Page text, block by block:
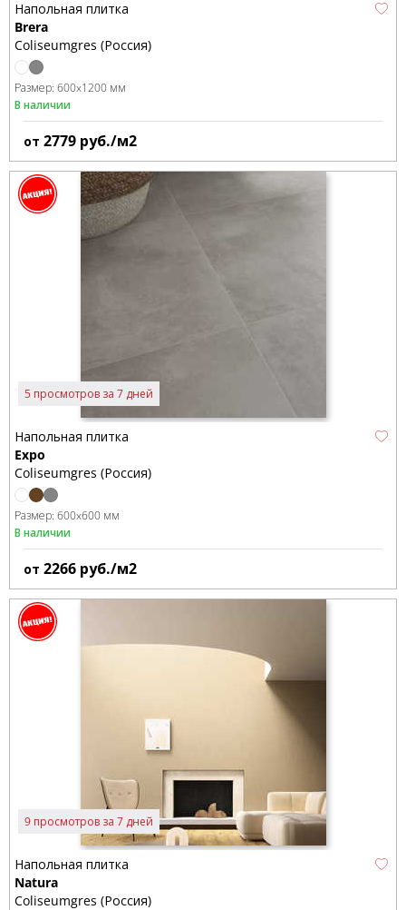
Напольная плитка
Brera
Coliseumgres (Россия)
Размер: 600x1200 мм
В наличии
от 2779 руб./м2
5 просмотров за 7 дней
Напольная плитка
Expo
Coliseumgres (Россия)
Размер: 600x600 мм
В наличии
от 2266 руб./м2
9 просмотров за 7 дней
Напольная плитка
Natura
Coliseumgres (Россия)